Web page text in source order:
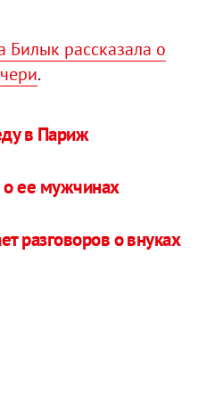
Билык рассказала о
.
в Париж
о ее мужчинах
разговоров о внуках